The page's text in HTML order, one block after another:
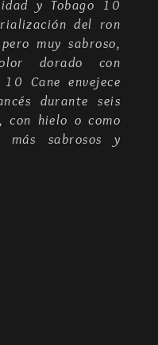
y Tobago 10
del ron
muy sabroso,
dorado con
Cane envejece
durante seis
con hielo o como
más sabrosos y